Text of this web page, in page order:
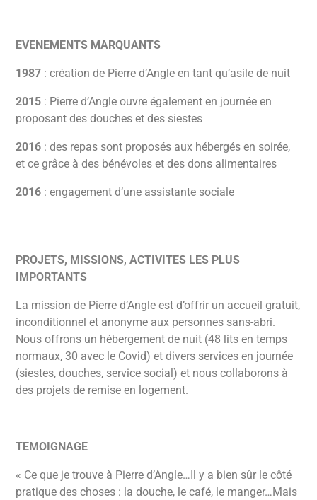
EVENEMENTS MARQUANTS
1987 : création de Pierre d’Angle en tant qu’asile de nuit
2015 : Pierre d’Angle ouvre également en journée en
proposant des douches et des siestes
2016 : des repas sont proposés aux hébergés en soirée,
et ce grâce à des bénévoles et des dons alimentaires
2016 : engagement d’une assistante sociale
PROJETS, MISSIONS, ACTIVITES LES PLUS
IMPORTANTS
La mission de Pierre d’Angle est d’offrir un accueil gratuit,
inconditionnel et anonyme aux personnes sans-abri.
Nous offrons un hébergement de nuit (48 lits en temps
normaux, 30 avec le Covid) et divers services en journée
(siestes, douches, service social) et nous collaborons à
des projets de remise en logement.
TEMOIGNAGE
« Ce que je trouve à Pierre d’Angle…Il y a bien sûr le côté
pratique des choses : la douche, le café, le manger…Mais